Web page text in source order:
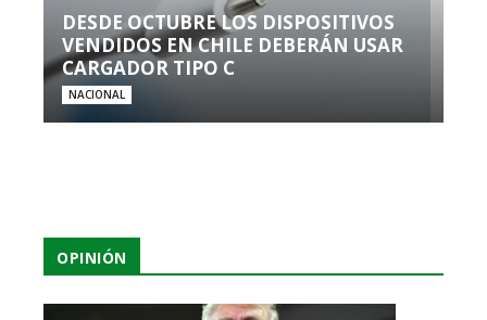
DESDE OCTUBRE LOS DISPOSITIVOS
VENDIDOS EN CHILE DEBERÁN USAR
CARGADOR TIPO C
NACIONAL
OPINIÓN